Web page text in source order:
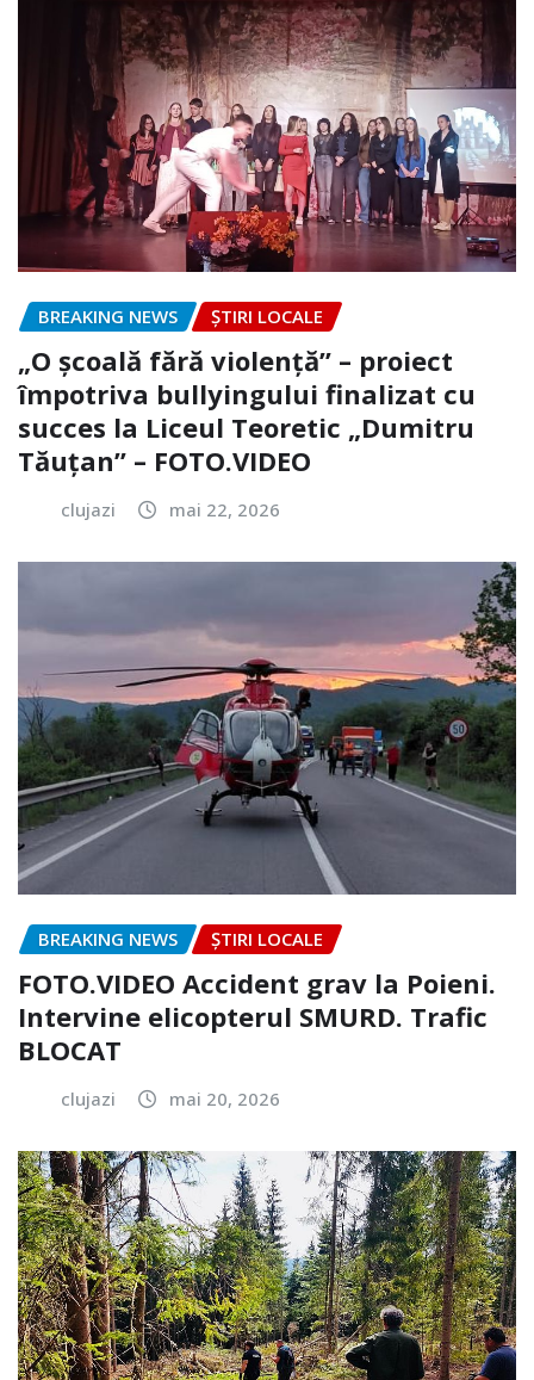
BREAKING NEWS ȘTIRI LOCALE
„O școală fără violență” – proiect
împotriva bullyingului finalizat cu
succes la Liceul Teoretic „Dumitru
Tăuțan” – FOTO.VIDEO
clujazi mai 22, 2026
BREAKING NEWS ȘTIRI LOCALE
FOTO.VIDEO Accident grav la Poieni.
Intervine elicopterul SMURD. Trafic
BLOCAT
clujazi mai 20, 2026